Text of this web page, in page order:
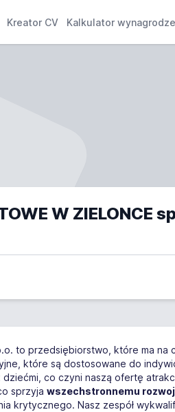
Kreator CV Kalkulator
W ZIELONCE
o.o. to przedsiębiorstwo, które ma na
które są dostosowane do
co czyni naszą ofertę
sprzyja wszechstronnemu
krytycznego. Nasz zespół